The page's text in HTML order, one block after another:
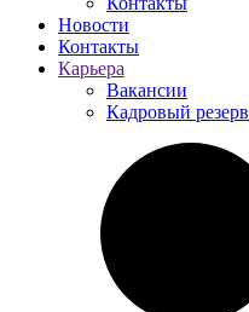
Новости
Контакты
Карьера
Вакансии
Кадровый резерв